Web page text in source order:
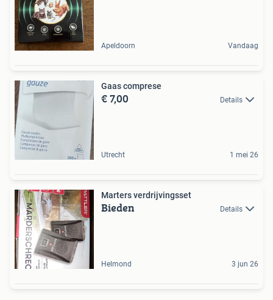
Apeldoorn Vandaag
Gaas comprese
€ 7,00 Details
Utrecht 1 mei 26
Marters verdrijvingsset
Bieden Details
Helmond 3 jun 26